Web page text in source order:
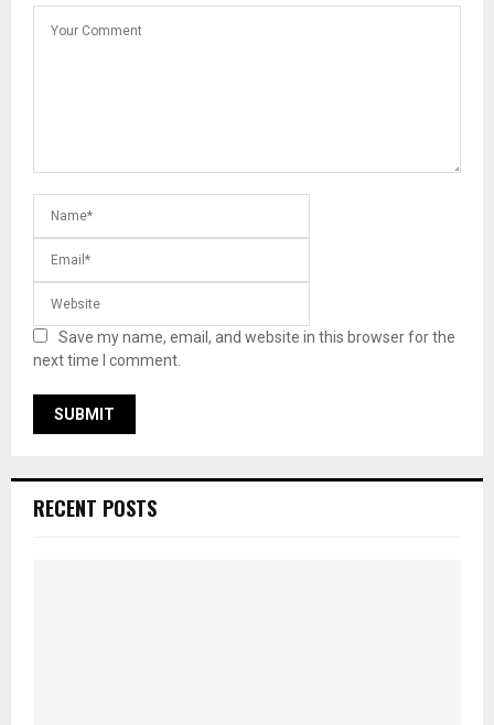
Save my name, email, and website in this browser for the
next time I comment.
RECENT POSTS